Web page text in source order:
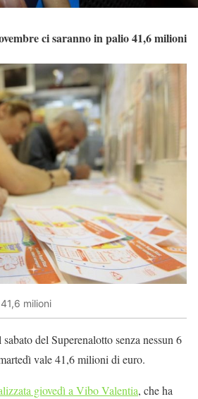
ci saranno in palio 41,6 milioni
milioni
del Superenalotto senza nessun 6
vale 41,6 milioni di euro.
giovedì a Vibo Valentia, che ha